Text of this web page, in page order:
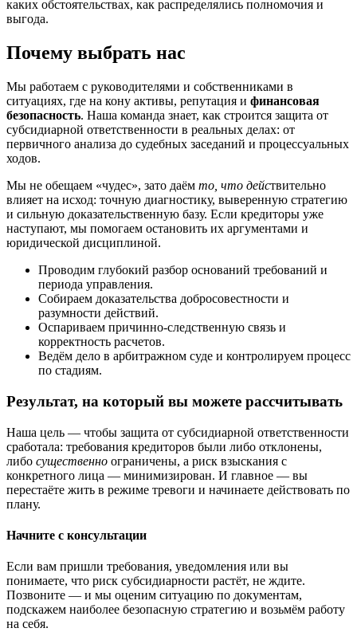
каких обстоятельствах, как распределялись полномочия и
выгода.
Почему выбрать нас
Мы работаем с руководителями и собственниками в
ситуациях, где на кону активы, репутация и финансовая
безопасность. Наша команда знает, как строится защита от
субсидиарной ответственности в реальных делах: от
первичного анализа до судебных заседаний и процессуальных
ходов.
Мы не обещаем «чудес», зато даём то, что действительно
влияет на исход: точную диагностику, выверенную стратегию
и сильную доказательственную базу. Если кредиторы уже
наступают, мы помогаем остановить их аргументами и
юридической дисциплиной.
Проводим глубокий разбор оснований требований и
периода управления.
Собираем доказательства добросовестности и
разумности действий.
Оспариваем причинно-следственную связь и
корректность расчетов.
Ведём дело в арбитражном суде и контролируем процесс
по стадиям.
Результат, на который вы можете рассчитывать
Наша цель — чтобы защита от субсидиарной ответственности
сработала: требования кредиторов были либо отклонены,
либо существенно ограничены, а риск взыскания с
конкретного лица — минимизирован. И главное — вы
перестаёте жить в режиме тревоги и начинаете действовать по
плану.
Начните с консультации
Если вам пришли требования, уведомления или вы
понимаете, что риск субсидиарности растёт, не ждите.
Позвоните — и мы оценим ситуацию по документам,
подскажем наиболее безопасную стратегию и возьмём работу
на себя.